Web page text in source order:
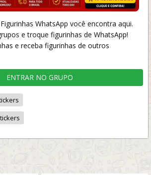
WhatsApp você encontra aqui.
e troque figurinhas de WhatsApp!
e receba figurinhas de outros
ENTRAR NO GRUPO